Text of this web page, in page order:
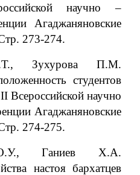
научно –
Агаджаняновские
273-274.
Зухурова П.М.
студентов
Всероссийской научно
Агаджаняновские
274-275.
Ганиев Х.А.
настоя бархатцев